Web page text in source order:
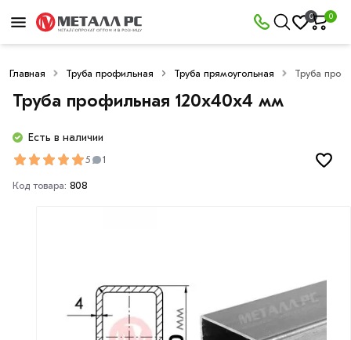
0 0
Главная Труба профильная Труба прямоугольная Труба
Труба профильная 120х40x4 мм
Есть в наличии
5 1
Код товара: 808